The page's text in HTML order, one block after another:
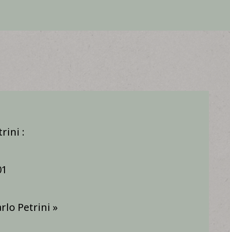
:
Petrini »